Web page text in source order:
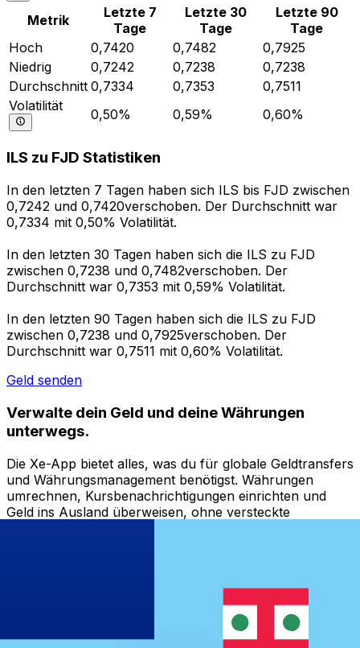
Metrik
Letzte 7
Tage
Letzte 30
Tage
Letzte 90
Tage
Hoch
0,7420 0,7482
0,7925
Niedrig
0,7242 0,7238
0,7238
Durchschnitt 0,7334 0,7353
0,7511
Volatilität
0,50% 0,59% 0,60%
ILS zu FJD Statistiken
In den letzten 7 Tagen haben sich ILS bis FJD zwischen
0,7242 und 0,7420verschoben. Der Durchschnitt war
0,7334 mit 0,50% Volatilität.
In den letzten 30 Tagen haben sich die ILS zu FJD
zwischen 0,7238 und 0,7482verschoben. Der
Durchschnitt war 0,7353 mit 0,59% Volatilität.
In den letzten 90 Tagen haben sich die ILS zu FJD
zwischen 0,7238 und 0,7925verschoben. Der
Durchschnitt war 0,7511 mit 0,60% Volatilität.
Geld senden
Verwalte dein Geld und deine Währungen
unterwegs.
Die Xe-App bietet alles, was du für globale Geldtransfers
und Währungsmanagement benötigst. Währungen
umrechnen, Kursbenachrichtigungen einrichten und
Geld ins Ausland überweisen, ohne versteckte